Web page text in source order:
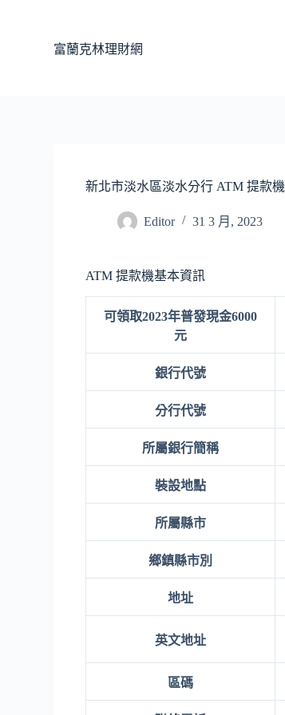
富蘭克林理財網
新北市淡水區淡水分行 ATM 提款機
Editor 31 3 月, 2023
ATM 提款機基本資訊
可領取2023年普發現金6000
元
銀行代號
分行代號
所屬銀行簡稱
裝設地點
所屬縣市
鄉鎮縣市別
地址
英文地址
區碼